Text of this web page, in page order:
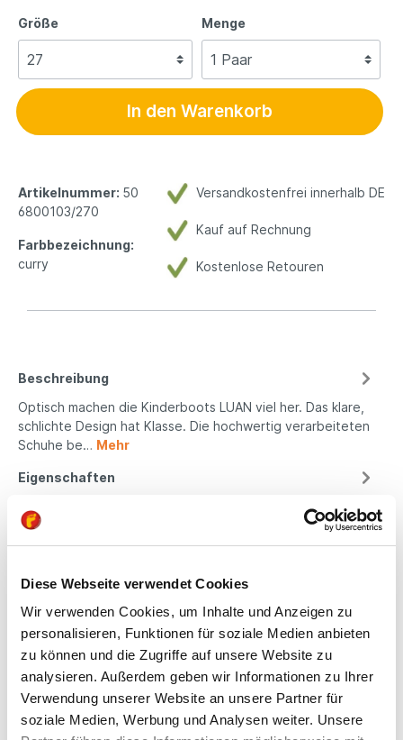
Diese Webseite verwendet Cookies
Wir verwenden Cookies, um Inhalte und Anzeigen zu
personalisieren, Funktionen für soziale Medien anbieten
zu können und die Zugriffe auf unsere Website zu
analysieren. Außerdem geben wir Informationen zu Ihrer
Verwendung unserer Website an unsere Partner für
soziale Medien, Werbung und Analysen weiter. Unsere
Größe Menge
In den Warenkorb
Versandkostenfrei innerhalb DE
Kauf auf Rechnung
Kostenlose Retouren
Artikelnummer: 50
6800103/270
Farbbezeichnung:
curry
Beschreibung
Optisch machen die Kinderboots LUAN viel her. Das klare,
schlichte Design hat Klasse. Die hochwertig verarbeiteten
Schuhe be… Mehr
Eigenschaften
Produktsicherheit
Kindgerechte
Passform
All unsere Schuhe sind
auf die Bedürfnisse
von Kindern
ausgerichtet. Sie